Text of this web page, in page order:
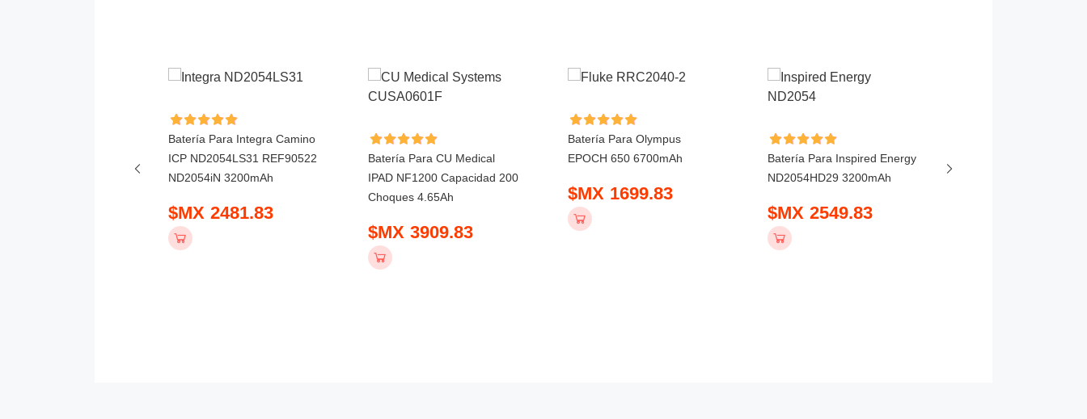
Batería Para Integra Camino
ICP ND2054LS31 REF90522
ND2054iN 3200mAh
$MX 2481.83
Batería Para CU Medical
IPAD NF1200 Capacidad 200
Choques 4.65Ah
$MX 3909.83
Batería Para Olympus
EPOCH 650 6700mAh
$MX 1699.83
Batería Para Inspired Energy
ND2054HD29 3200mAh
$MX 2549.83